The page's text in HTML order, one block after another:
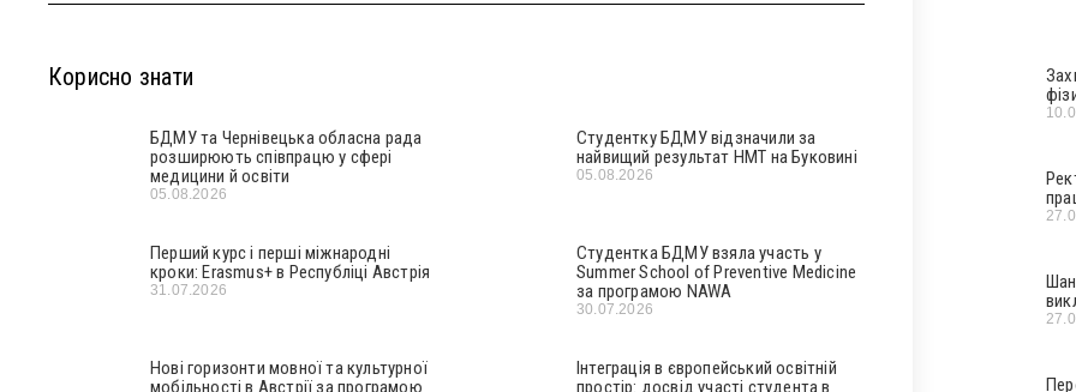
Корисно знати
БДМУ та Чернівецька обласна рада
розширюють співпрацю у сфері
медицини й освіти
05.08.2026
Студентку БДМУ відзначили за
найвищий результат НМТ на Буковині
05.08.2026
Перший курс і перші міжнародні
кроки: Erasmus+ в Республіці Австрія
31.07.2026
Студентка БДМУ взяла участь у
Summer School of Preventive Medicine
за програмою NAWA
30.07.2026
Нові горизонти мовної та культурної
мобільності в Австрії за програмою
Інтеграція в європейський освітній
простір: досвід участі студента в